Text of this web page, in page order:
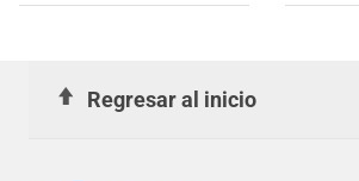
Regresar al inicio